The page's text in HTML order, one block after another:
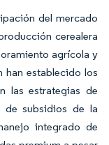
del mercado
cerealera
agrícola y
han establecido los
las estrategias de
de subsidios de la
integrado de